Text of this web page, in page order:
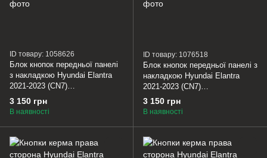
ID товару: 1058626
Блок кнопок передньої панелі
з накладкою Hyundai Elantra
2021-2023 (CN7)
93700AB100NNB
3 150 грн
В наявності
ID товару: 1076518
Блок кнопок передньої панелі з
накладкою Hyundai Elantra
2021-2023 (CN7)
93700AB100NNB
3 150 грн
В наявності